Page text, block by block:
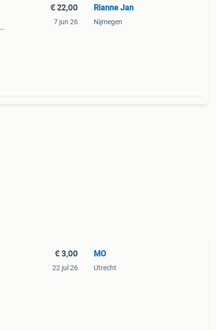
€ 22,00
7 jun 26
Rianne Jan
Nijmegen
€ 3,00
22 jul 26
MO
Utrecht